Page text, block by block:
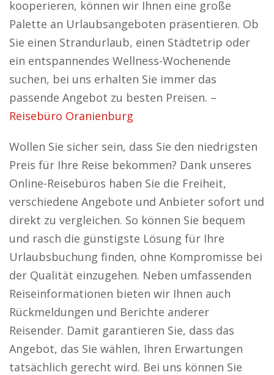
kooperieren, können wir Ihnen eine große
Palette an Urlaubsangeboten präsentieren. Ob
Sie einen Strandurlaub, einen Städtetrip oder
ein entspannendes Wellness-Wochenende
suchen, bei uns erhalten Sie immer das
passende Angebot zu besten Preisen. –
Reisebüro Oranienburg
Wollen Sie sicher sein, dass Sie den niedrigsten
Preis für Ihre Reise bekommen? Dank unseres
Online-Reisebüros haben Sie die Freiheit,
verschiedene Angebote und Anbieter sofort und
direkt zu vergleichen. So können Sie bequem
und rasch die günstigste Lösung für Ihre
Urlaubsbuchung finden, ohne Kompromisse bei
der Qualität einzugehen. Neben umfassenden
Reiseinformationen bieten wir Ihnen auch
Rückmeldungen und Berichte anderer
Reisender. Damit garantieren Sie, dass das
Angebot, das Sie wählen, Ihren Erwartungen
tatsächlich gerecht wird. Bei uns können Sie